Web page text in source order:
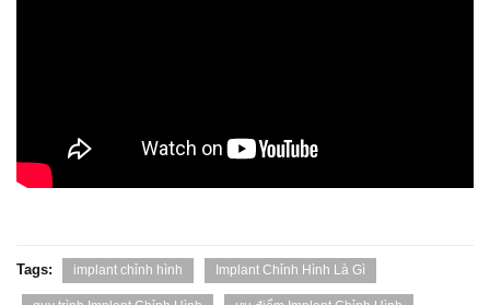
Tags: implant chỉnh hình Implant Chỉnh Hình Là Gì